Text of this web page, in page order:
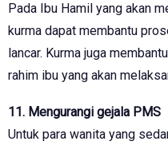
Pada Ibu Hamil yang akan
kurma dapat membantu
lancar. Kurma juga
rahim ibu yang akan
11. Mengurangi gejala PMS
Untuk para wanita yang